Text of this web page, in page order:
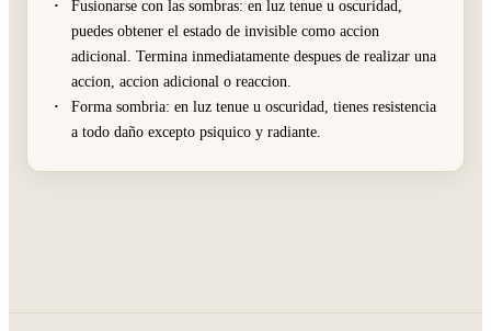
Fusionarse con las sombras: en luz tenue u oscuridad,
puedes obtener el estado de invisible como accion
adicional. Termina inmediatamente despues de realizar una
accion, accion adicional o reaccion.
Forma sombria: en luz tenue u oscuridad, tienes resistencia
a todo daño excepto psiquico y radiante.